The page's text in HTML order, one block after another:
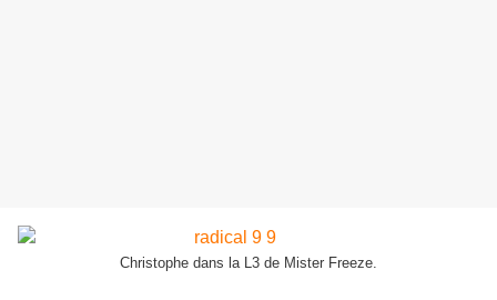
Christophe dans la L3 de Mister Freeze.